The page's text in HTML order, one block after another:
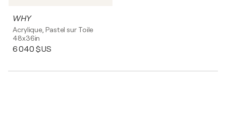
WHY
Acrylique, Pastel sur Toile
48x36in
6 040 $US